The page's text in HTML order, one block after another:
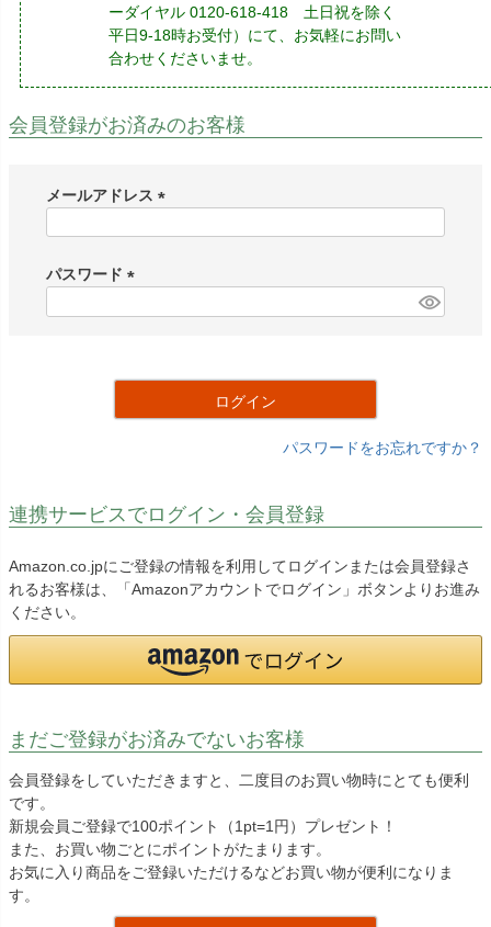
ーダイヤル 0120-618-418 土日祝を除く
平日9-18時お受付）にて、お気軽にお問い
合わせくださいませ。
会員登録がお済みのお客様
メールアドレス
)
パスワード
ログイン
パスワードをお忘れですか？
連携サービスでログイン・会員登録
Amazon.co.jpにご登録の情報を利用してログインまたは会員登録さ
れるお客様は、「Amazonアカウントでログイン」ボタンよりお進み
ください。
まだご登録がお済みでないお客様
会員登録をしていただきますと、二度目のお買い物時にとても便利
です。
新規会員ご登録で100ポイント（1pt=1円）プレゼント！
また、お買い物ごとにポイントがたまります。
お気に入り商品をご登録いただけるなどお買い物が便利になりま
す。